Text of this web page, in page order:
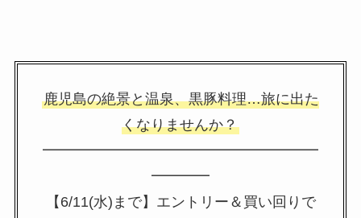
鹿児島の絶景と温泉、黒豚料理…旅に出た
くなりませんか？
━━━━━━━━━━━━━━━━━━━
━━━━
【6/11(水)まで】エントリー＆買い回りで